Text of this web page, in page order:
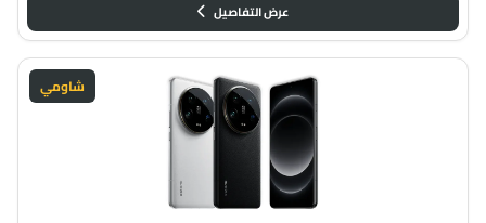
عرض التفاصيل
شاومي